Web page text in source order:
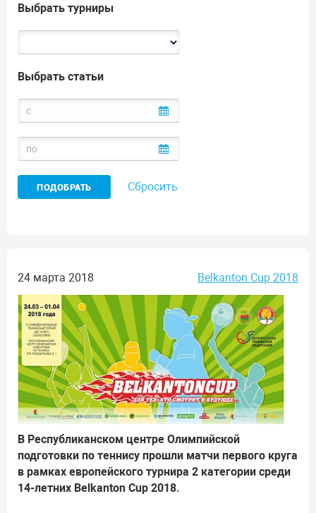
Выбрать турниры
Выбрать статьи
Сбросить
24 марта 2018 Belkanton Cup 2018
В Республиканском центре Олимпийской
подготовки по теннису прошли матчи первого круга
в рамках европейского турнира 2 категории среди
14-летних Belkanton Cup 2018.